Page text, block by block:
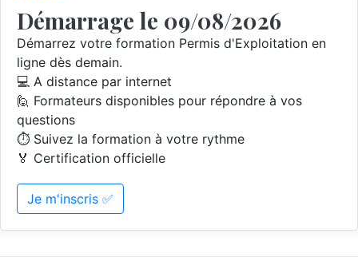
Démarrage le 09/08/2026
Démarrez votre formation Permis d'Exploitation en
ligne dès demain.
💻 A distance par internet
🙋 Formateurs disponibles pour répondre à vos
questions
⏱️ Suivez la formation à votre rythme
🏅 Certification officielle
Je m'inscris ✅